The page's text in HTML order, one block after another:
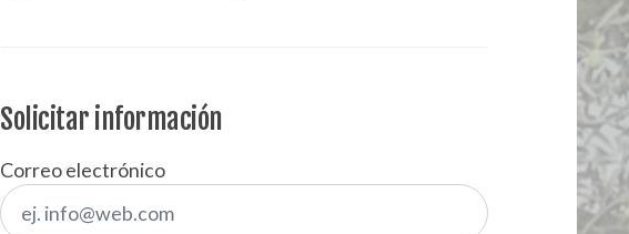
Solicitar información
Correo electrónico